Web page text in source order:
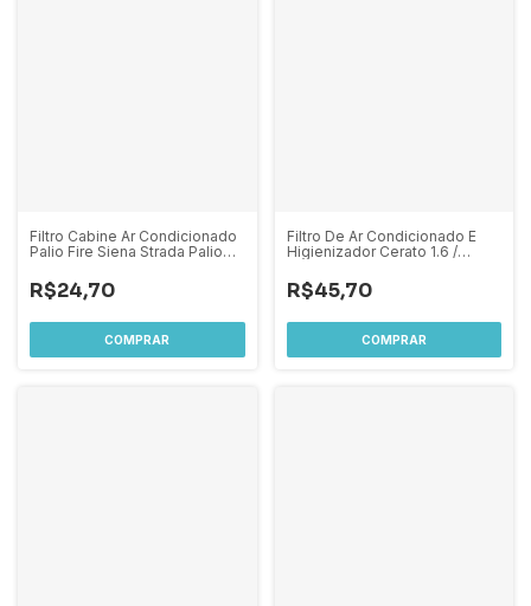
Filtro Cabine Ar Condicionado
Palio Fire Siena Strada Palio
R$24,70
Filtro De Ar Condicionado E
Higienizador Cerato 1.6 /
R$45,70